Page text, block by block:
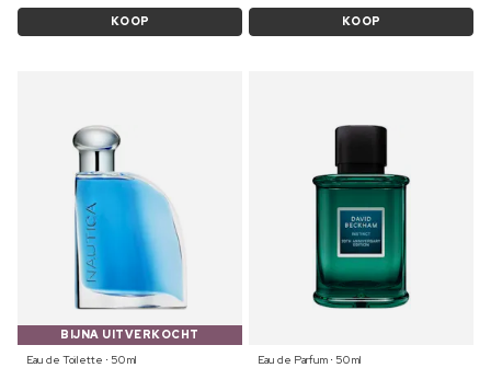
KOOP KOOP
BIJNA UITVERKOCHT
Eau de Toilette ⋅ 50 ml
Eau de Parfum ⋅ 50 ml